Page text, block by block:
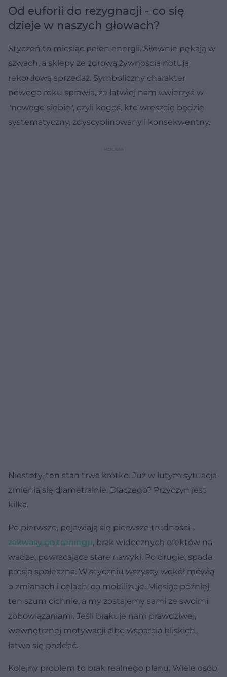
Od euforii do rezygnacji - co się
dzieje w naszych głowach?
Styczeń to miesiąc pełen energii. Siłownie pękają w
szwach, a sklepy ze zdrową żywnością notują
rekordową sprzedaż. Symboliczny charakter
nowego roku sprawia, że łatwiej nam uwierzyć w
"nowego siebie", czyli kogoś, kto wreszcie będzie
systematyczny, zdyscyplinowany i konsekwentny.
Niestety, ten stan trwa krótko. Już w lutym sytuacja
zmienia się diametralnie. Dlaczego? Przyczyn jest
kilka.
Po pierwsze, pojawiają się pierwsze trudności -
zakwasy po treningu, brak widocznych efektów na
wadze, powracające stare nawyki. Po drugie, spada
presja społeczna. W styczniu wszyscy wokół mówią
o zmianach i celach, co mobilizuje. Miesiąc później
ten szum cichnie, a my zostajemy sami ze swoimi
zobowiązaniami. Jeśli brakuje nam prawdziwej,
wewnętrznej motywacji albo wsparcia bliskich,
łatwo się poddać.
Kolejny problem to brak realnego planu. Wiele osób